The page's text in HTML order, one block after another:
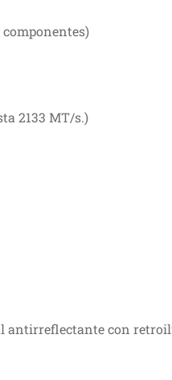
2133 MT/s.)
antirreflectante con